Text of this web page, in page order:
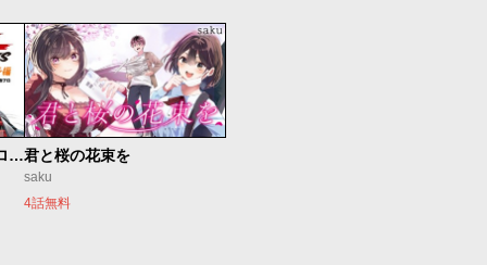
新仮面ライダーSPIRITS ロンリー仮面ライダー編君と桜の花束を
saku
4話無料